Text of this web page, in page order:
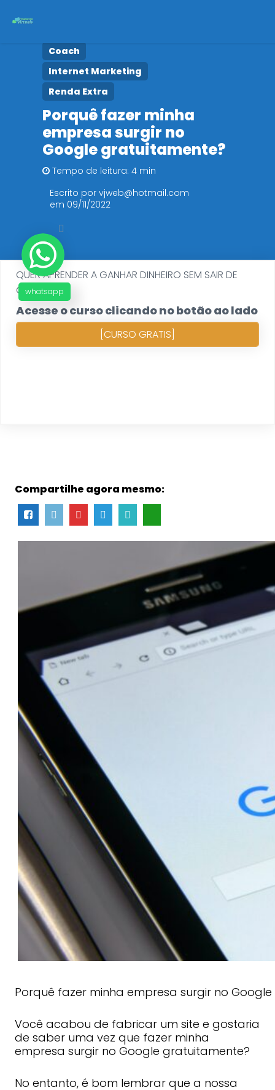
Início
Cursos
Políticas de Privacidade
Coach
Internet Marketing
Renda Extra
Porquê fazer minha
empresa surgir no
Google gratuitamente?
Tempo de leitura: 4 min
Escrito por vjweb@hotmail.com
em 09/11/2022
QUER APRENDER A GANHAR DINHEIRO SEM SAIR DE
CASA?
Acesse o curso clicando no botão ao lado
[CURSO GRATIS]
Compartilhe agora mesmo:
Porquê fazer minha empresa surgir no
Você acabou de fabricar um site e gostaria
de saber uma vez que fazer minha
empresa surgir no Google gratuitamente?
No entanto, é bom lembrar que a nossa
whatsapp